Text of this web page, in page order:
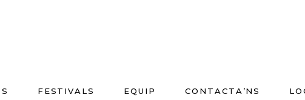
FESTIVALS EQUIP CONTACTA’NS